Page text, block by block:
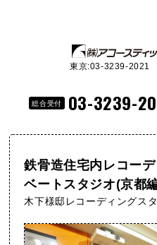
東京:03-3239-2021
総合受付 03-3239-
鉄骨造住宅内レコー
ベートスタジオ(京都
木下様邸レコーディングス